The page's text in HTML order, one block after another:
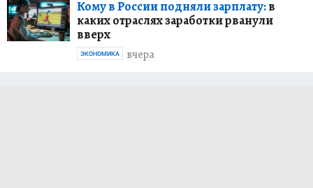
Кому в России подняли зарплату:в
каких отраслях заработки рванули
вверх
вчера
ЭКОНОМИКА